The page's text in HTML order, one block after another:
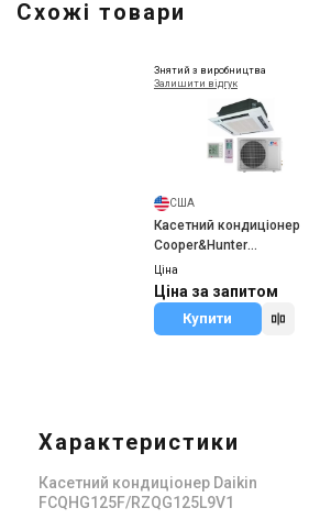
Схожі товари
Знятий з виробництва
Залишити відгук
США
Касетний кондиціонер
Cooper&Hunter
GKH36K3BI/
Ціна
Ціна за запитом
Купити
Характеристики
Касетний кондиціонер Daikin
FCQHG125F/RZQG125L9V1